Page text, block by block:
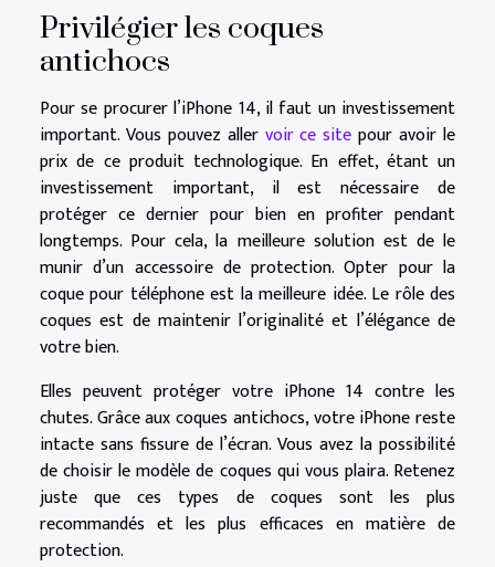
Privilégier les coques
antichocs
Pour se procurer l’iPhone 14, il faut un investissement
important. Vous pouvez aller voir ce site pour avoir le
prix de ce produit technologique. En effet, étant un
investissement important, il est nécessaire de
protéger ce dernier pour bien en profiter pendant
longtemps. Pour cela, la meilleure solution est de le
munir d’un accessoire de protection. Opter pour la
coque pour téléphone est la meilleure idée. Le rôle des
coques est de maintenir l’originalité et l’élégance de
votre bien.
Elles peuvent protéger votre iPhone 14 contre les
chutes. Grâce aux coques antichocs, votre iPhone reste
intacte sans fissure de l’écran. Vous avez la possibilité
de choisir le modèle de coques qui vous plaira. Retenez
juste que ces types de coques sont les plus
recommandés et les plus efficaces en matière de
protection.